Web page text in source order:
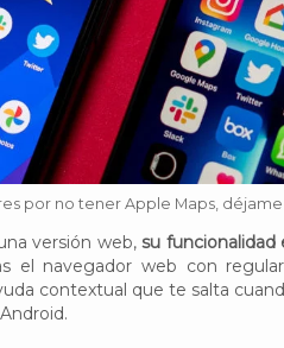
por no tener Apple Maps,
versión web,su funcionalidad
el navegador web con
contextual que te salta